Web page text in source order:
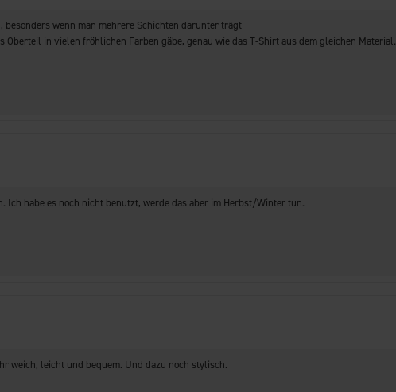
wenn man mehrere Schichten darunter trägt
in vielen fröhlichen Farben gäbe, genau wie das T-Shirt aus dem gleichen Material.
Ich habe es noch nicht benutzt, werde das aber im Herbst/Winter tun.
weich, leicht und bequem. Und dazu noch stylisch.